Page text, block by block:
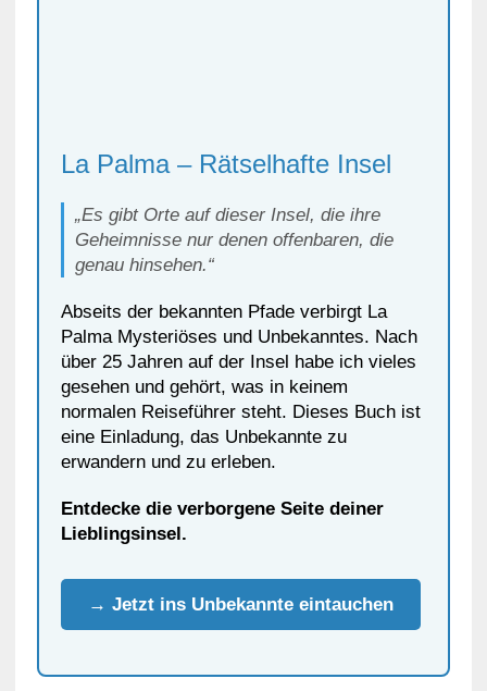
La Palma – Rätselhafte Insel
„Es gibt Orte auf dieser Insel, die ihre
Geheimnisse nur denen offenbaren, die
genau hinsehen.“
Abseits der bekannten Pfade verbirgt La
Palma Mysteriöses und Unbekanntes. Nach
über 25 Jahren auf der Insel habe ich vieles
gesehen und gehört, was in keinem
normalen Reiseführer steht. Dieses Buch ist
eine Einladung, das Unbekannte zu
erwandern und zu erleben.
Entdecke die verborgene Seite deiner
Lieblingsinsel.
→ Jetzt ins Unbekannte eintauchen